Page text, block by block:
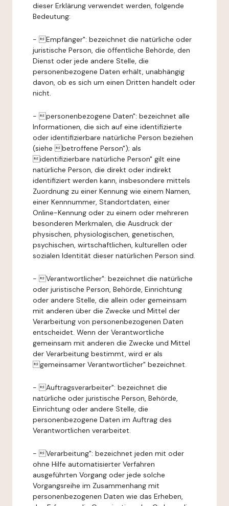
dieser Erklärung verwendet werden, folgende
Bedeutung:
- Empfänger": bezeichnet die natürliche oder
juristische Person, die öffentliche Behörde, den
Dienst oder jede andere Stelle, die
personenbezogene Daten erhält, unabhängig
davon, ob es sich um einen Dritten handelt oder
nicht.
- personenbezogene Daten": bezeichnet alle
Informationen, die sich auf eine identifizierte
oder identifizierbare natürliche Person beziehen
(siehe betroffene Person"); als
identifizierbare natürliche Person" gilt eine
natürliche Person, die direkt oder indirekt
identifiziert werden kann, insbesondere mittels
Zuordnung zu einer Kennung wie einem Namen,
einer Kennnummer, Standortdaten, einer
Online-Kennung oder zu einem oder mehreren
besonderen Merkmalen, die Ausdruck der
physischen, physiologischen, genetischen,
psychischen, wirtschaftlichen, kulturellen oder
sozialen Identität dieser natürlichen Person sind.
- Verantwortlicher": bezeichnet die natürliche
oder juristische Person, Behörde, Einrichtung
oder andere Stelle, die allein oder gemeinsam
mit anderen über die Zwecke und Mittel der
Verarbeitung von personenbezogenen Daten
entscheidet. Wenn der Verantwortliche
gemeinsam mit anderen die Zwecke und Mittel
der Verarbeitung bestimmt, wird er als
gemeinsamer Verantwortlicher" bezeichnet.
- Auftragsverarbeiter": bezeichnet die
natürliche oder juristische Person, Behörde,
Einrichtung oder andere Stelle, die
personenbezogene Daten im Auftrag des
Verantwortlichen verarbeitet.
- Verarbeitung": bezeichnet jeden mit oder
ohne Hilfe automatisierter Verfahren
ausgeführten Vorgang oder jede solche
Vorgangsreihe im Zusammenhang mit
personenbezogenen Daten wie das Erheben,